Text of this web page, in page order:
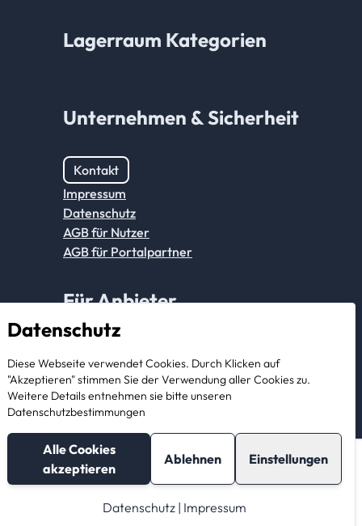
Nachricht
Telefonnummer
Datenschutz
Diese Webseite verwendet Cookies. Durch Klicken auf
"Akzeptieren" stimmen Sie der Verwendung aller Cookies zu.
Weitere Details entnehmen sie bitte unseren
Datenschutzbestimmungen
Alle Cookies
akzeptieren
Ablehnen Einstellungen
Datenschutz | Impressum
Lagerraum Kategorien
Unternehmen & Sicherheit
Kontakt
Impressum
Datenschutz
AGB für Nutzer
AGB für Portalpartner
Für Anbieter
Als Anbieter registrieren
© 2026 StorageBook GmbH. All rights reserved.